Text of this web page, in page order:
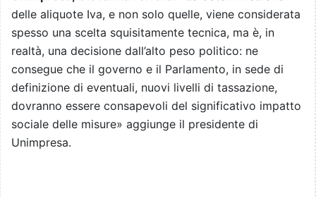
delle aliquote Iva, e non solo quelle, viene considerata
spesso una scelta squisitamente tecnica, ma è, in
realtà, una decisione dall’alto peso politico: ne
consegue che il governo e il Parlamento, in sede di
definizione di eventuali, nuovi livelli di tassazione,
dovranno essere consapevoli del significativo impatto
sociale delle misure» aggiunge il presidente di
Unimpresa.